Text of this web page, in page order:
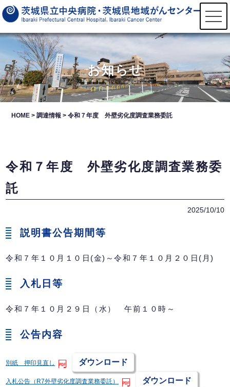
t
o
g
g
e
a
v
i
g
a
お知らせ
HOME >調達情報 >令和７年度 外壁劣化度調査業務委託
令和７年度 外壁劣化度調査業務委
託
2025/10/10
説明書公告期間等
令和７年１０月１０日(金)～令和７年１０月２０日(月)
入札日等
令和７年１０月２９日（水） 午前１０時～
公告内容
別紙 押印見直し ダウンロード
入札公告（R7外壁劣化度調査業務委託） ダウンロード